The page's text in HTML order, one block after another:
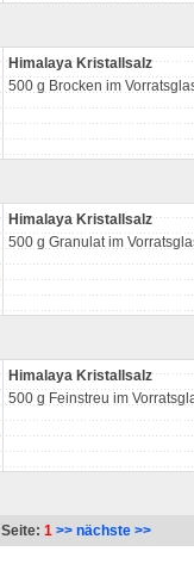
Himalaya Kristallsalz
500 g Brocken im
Himalaya Kristallsalz
500 g Granulat im
Himalaya Kristallsalz
500 g Feinstreu im
Seite: 1 >> nächste >>